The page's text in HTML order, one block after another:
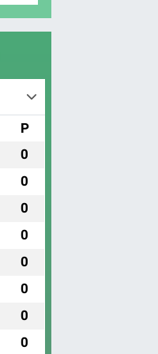
P
0
0
0
0
0
0
0
0